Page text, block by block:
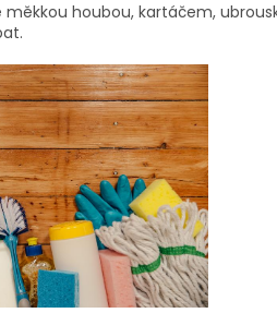
měkkou houbou, kartáčem,